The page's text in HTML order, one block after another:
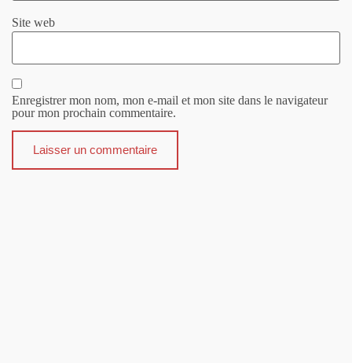
Site web
Enregistrer mon nom, mon e-mail et mon site dans le navigateur
pour mon prochain commentaire.